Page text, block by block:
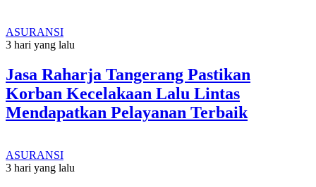
ASURANSI
3 hari yang lalu
Jasa Raharja Tangerang Pastikan
Korban Kecelakaan Lalu Lintas
Mendapatkan Pelayanan Terbaik
ASURANSI
3 hari yang lalu